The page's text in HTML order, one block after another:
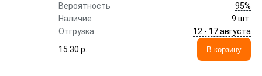
Вероятность
95%
Наличие
9 шт.
Отгрузка
12 - 17 августа
15.30 p.
В корзину